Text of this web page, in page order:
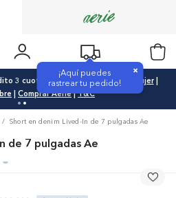
¡Aquí puedes
rastrear tu pedido!
×
3 cuotas 0% interés |Comprar Mujer|
| Comprar Aerie|T&C
Short en denim Lived-In de 7 pulgadas Ae
de 7 pulgadas Ae